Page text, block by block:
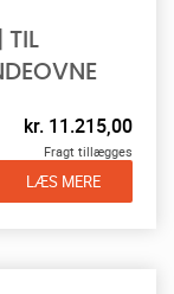
TIL
kr. 11.215,00
Fragt tillægges
LÆS MERE